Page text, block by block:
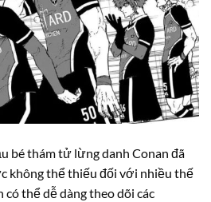
bé thám tử lừng danh Conan đã
không thể thiếu đối với nhiều thế
có thể dễ dàng theo dõi các